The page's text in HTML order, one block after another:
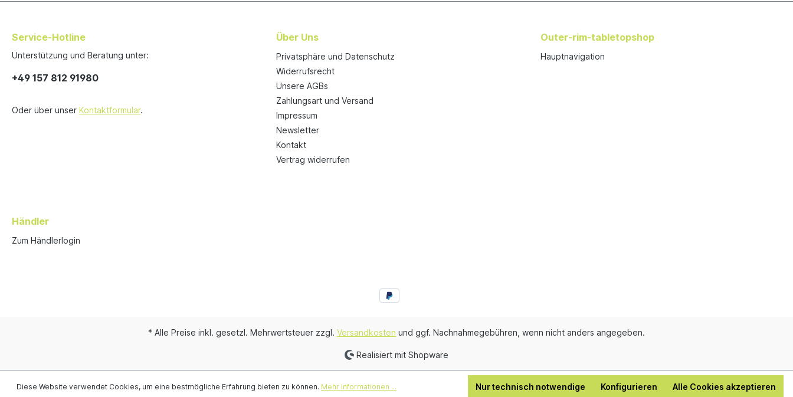
Service-Hotline
Unterstützung und Beratung unter:
+49 157 812 91980
Oder über unser Kontaktformular.
Über Uns
Privatsphäre und Datenschutz
Widerrufsrecht
Unsere AGBs
Zahlungsart und Versand
Impressum
Newsletter
Kontakt
Vertrag widerrufen
Outer-rim-tabletopshop
Hauptnavigation
Händler
Zum Händlerlogin
* Alle Preise inkl. gesetzl. Mehrwertsteuer zzgl. Versandkosten und ggf. Nachnahmegebühren, wenn nicht anders angegeben.
Realisiert mit Shopware
Diese Website verwendet Cookies, um eine bestmögliche Erfahrung bieten zu können. Mehr Informationen ... Nur technisch notwendige Konfigurieren Alle Cookies akzeptieren